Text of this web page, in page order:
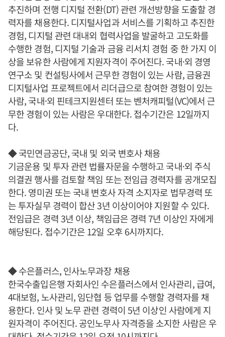
추진하며 전행 디지털 전환(DT) 관련 개선방향을 도출할 경
력자를 채용한다. 디지털사업과 서비스를 기획하고 추진한
경험, 디지털 관련 대내외 협력사업을 발굴하고 고도화를
수행한 경험, 디지털 기술과 금융 리서치 경험 중 한 가지 이
상을 보유한 사람에게 지원자격이 주어진다. 국내·외 경영
연구소 및 컨설팅사에서 근무한 경험이 있는 사람, 금융권
디지털사업 프로젝트에서 리더급으로 참여한 경험이 있는
사람, 국내·외 핀테크지원센터 또는 벤처캐피털(VC)에서 근
무한 경험이 있는 사람은 우대한다. 접수기간은 12일까지
다.
◆ 국민연금공단, 국내 및 외국 변호사 채용
기금운용 및 투자 관련 법률자문을 수행하고 국내·외 주식
의결권 행사를 검토할 책임 또는 전임급 경력자를 공개모집
한다. 영미권 또는 국내 변호사 자격 소지자로 법무경력 또
는 투자실무 경력이 합산 3년 이상이어야 지원할 수 있다.
전임급은 경력 3년 이상, 책임급은 경력 7년 이상인 자에게
해당된다. 접수기간은 12일 오후 6시까지다.
◆ 수은플러스, 인사노무과장 채용
한국수출입은행 자회사인 수은플러스에서 인사관리, 급여,
4대보험, 노사관리, 임단협 등 업무를 수행할 경력자를 채
용한다. 인사 및 노무 관련 경력이 5년 이상인 사람에게 지
원자격이 주어진다. 공인노무사 자격증을 소지한 사람은 우